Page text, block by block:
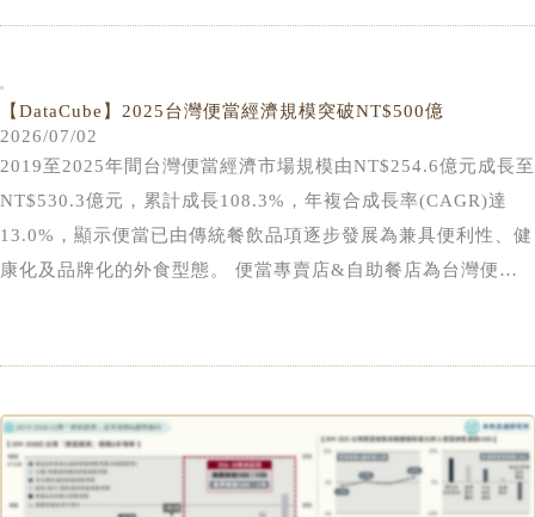
市佔結構分散；美妝藥局業加速朝大型連鎖通路集中
【DataCube】2025台灣便當經濟規模突破NT$500億
2026/07/02
2019至2025年間台灣便當經濟市場規模由NT$254.6億元成長至
NT$530.3億元，累計成長108.3%，年複合成長率(CAGR)達
13.0%，顯示便當已由傳統餐飲品項逐步發展為兼具便利性、健
康化及品牌化的外食型態。 便當專賣店&自助餐店為台灣便當
近年連鎖便當品牌、健康餐盒品牌與特色主題餐盒市場的快速擴
範圍與消費觸及率，使便當專賣店與自助餐體系持續做為推動市
場成長的主要動能來源，甚至進一步轉型為兼具餐飲品牌化、健
康管理及生活餐食解決方案功能的重要角色。 超商、超市與量